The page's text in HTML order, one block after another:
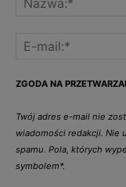
ZGODA NA
Twój adres e-mail nie
wiadomości redakcji. Nie
spamu. Pola, których
symbolem*.